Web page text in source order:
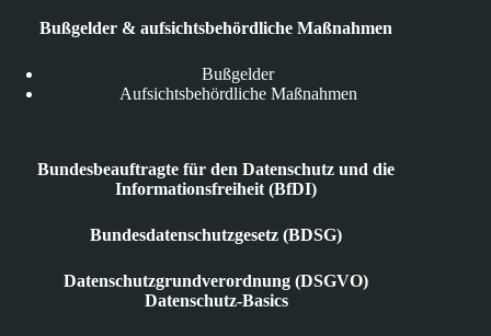
Bußgelder & aufsichtsbehördliche Maßnahmen
Bußgelder
Aufsichtsbehördliche Maßnahmen
Bundesbeauftragte für den Datenschutz und die
Informationsfreiheit (BfDI)
Bundesdatenschutzgesetz (BDSG)
Datenschutzgrundverordnung (DSGVO)
Datenschutz-Basics